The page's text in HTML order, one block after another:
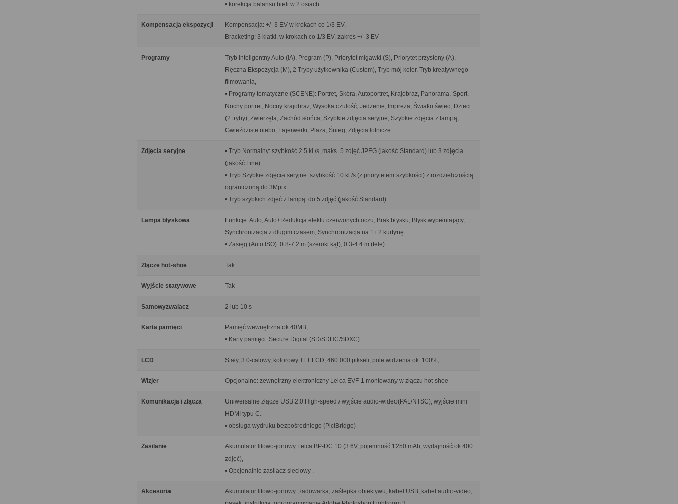
• korekcja balansu bieli w 2 osiach.
Kompensacja ekspozycji
Kompensacja: +/- 3 EV w krokach co 1/3 EV,
Bracketing: 3 klatki, w krokach co 1/3 EV, zakres +/- 3 EV
Programy
Tryb Inteligentny Auto (iA), Program (P), Priorytet migawki (S), Priorytet przysłony (A),
Ręczna Ekspozycja (M), 2 Tryby użytkownika (Custom), Tryb mój kolor, Tryb kreatywnego
filmowania,
• Programy tematyczne (SCENE): Portret, Skóra, Autoportret, Krajobraz, Panorama, Sport,
Nocny portret, Nocny krajobraz, Wysoka czułość, Jedzenie, Impreza, Światło świec, Dzieci
(2 tryby), Zwierzęta, Zachód słońca, Szybkie zdjęcia seryjne, Szybkie zdjęcia z lampą,
Gwieździste niebo, Fajerwerki, Plaża, Śnieg, Zdjęcia lotnicze.
Zdjęcia seryjne
• Tryb Normalny: szybkość 2.5 kl./s, maks. 5 zdjęć JPEG (jakość Standard) lub 3 zdjęcia
(jakość Fine)
• Tryb Szybkie zdjęcia seryjne: szybkość 10 kl./s (z priorytetem szybkości) z rozdzielczością
ograniczoną do 3Mpix.
• Tryb szybkich zdjęć z lampą: do 5 zdjęć (jakość Standard).
Lampa błyskowa
Funkcje: Auto, Auto+Redukcja efektu czerwonych oczu, Brak błysku, Błysk wypełniający,
Synchronizacja z długim czasem, Synchronizacja na 1 i 2 kurtynę.
• Zasięg (Auto ISO): 0.8-7.2 m (szeroki kąt), 0.3-4.4 m (tele).
Złącze hot-shoe Tak
Wyjście statywowe Tak
Samowyzwalacz 2 lub 10 s
Karta pamięci
Pamięć wewnętrzna ok 40MB,
• Karty pamięci: Secure Digital (SD/SDHC/SDXC)
LCD Stały, 3.0-calowy, kolorowy TFT LCD, 460.000 pikseli, pole widzenia ok. 100%,
Wizjer Opcjonalne: zewnętrzny elektroniczny Leica EVF-1 montowany w złączu hot-shoe
Komunikacja i złącza
Uniwersalne złącze USB 2.0 High-speed / wyjście audio-wideo(PAL/NTSC), wyjście mini
HDMI typu C.
• obsługa wydruku bezpośredniego (PictBridge)
Zasilanie
Akumulator litowo-jonowy Leica BP-DC 10 (3.6V, pojemność 1250 mAh, wydajność ok 400
zdjęć),
• Opcjonalnie zasilacz sieciowy .
Akcesoria
Akumulator litowo-jonowy , ładowarka, zaślepka obiektywu, kabel USB, kabel audio-video,